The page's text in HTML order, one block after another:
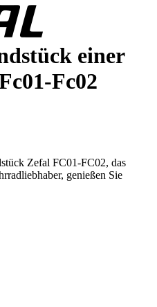
einer
Fc02
Zefal FC01-FC02, das
genießen Sie